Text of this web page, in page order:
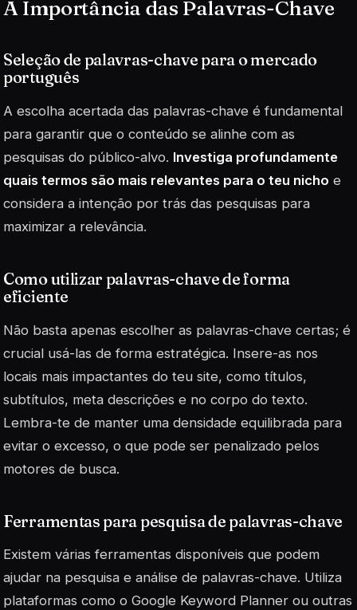
A Importância das Palavras-Chave
Seleção de palavras-chave para o mercado
português
A escolha acertada das palavras-chave é fundamental
para garantir que o conteúdo se alinhe com as
pesquisas do público-alvo. Investiga profundamente
quais termos são mais relevantes para o teu nicho e
considera a intenção por trás das pesquisas para
maximizar a relevância.
Como utilizar palavras-chave de forma
eficiente
Não basta apenas escolher as palavras-chave certas; é
crucial usá-las de forma estratégica. Insere-as nos
locais mais impactantes do teu site, como títulos,
subtítulos, meta descrições e no corpo do texto.
Lembra-te de manter uma densidade equilibrada para
evitar o excesso, o que pode ser penalizado pelos
motores de busca.
Ferramentas para pesquisa de palavras-chave
Existem várias ferramentas disponíveis que podem
ajudar na pesquisa e análise de palavras-chave. Utiliza
plataformas como o Google Keyword Planner ou outras